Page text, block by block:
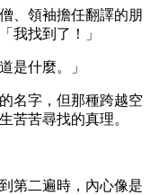
、領袖擔任翻譯的朋
我找到了！」
是什麼。」
名字，但那種跨越空
苦苦尋找的真理。
第二遍時，內心像是